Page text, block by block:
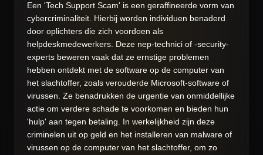
Een 'Tech Support Scam' is een geraffineerde vorm van
cybercriminaliteit. Hierbij worden individuen benaderd
door oplichters die zich voordoen als
helpdeskmedewerkers. Deze nep-technici of -security-
experts beweren vaak dat ze ernstige problemen
hebben ontdekt met de software op de computer van
het slachtoffer, zoals verouderde Microsoft-software of
virussen. Ze benadrukken de urgentie van onmiddellijke
actie om verdere schade te voorkomen en bieden hun
'hulp' aan tegen betaling. In werkelijkheid zijn deze
criminelen uit op geld en het installeren van malware of
virussen op de computer van het slachtoffer, om zo